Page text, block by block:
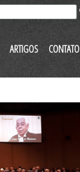
ARTIGOS CONTATO